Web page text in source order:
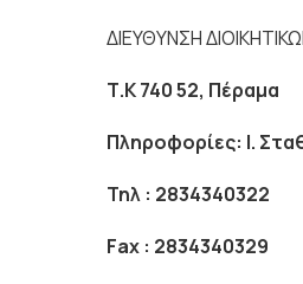
ΔΙΕΥΘΥΝΣΗ
Τ.Κ 740 52, Πέραμα
Πληροφορίες: Ι.
Τηλ : 2834340322
Fax : 2834340329